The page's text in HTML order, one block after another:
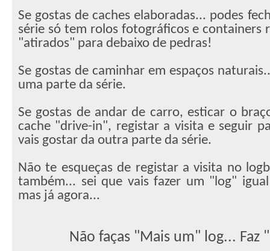
Se gostas de caches elaboradas... podes
série só tem rolos fotográficos e containers
"atirados" para debaixo de pedras!
Se gostas de caminhar em espaços
uma parte da série.
Se gostas de andar de carro, esticar o
cache "drive-in", registar a visita e seguir
vais gostar da outra parte da série.
Não te esqueças de registar a visita no
também... sei que vais fazer um "log"
mas já agora...
Não faças "Mais um" log... Faz